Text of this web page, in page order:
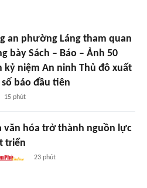
an phường Láng tham quan
bày Sách – Báo – Ảnh 50
kỷ niệm An ninh Thủ đô xuất
số báo đầu tiên
15 phút
văn hóa trở thành nguồn lực
triển
23 phút